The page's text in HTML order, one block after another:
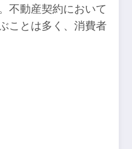
不動産契約において
ことは多く、消費者